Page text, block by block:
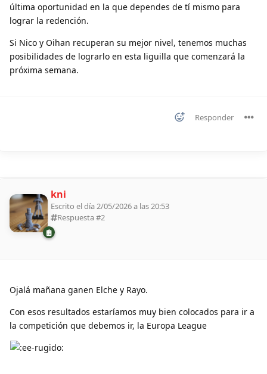
última oportunidad en la que dependes de tí mismo para
lograr la redención.
Si Nico y Oihan recuperan su mejor nivel, tenemos muchas
posibilidades de lograrlo en esta liguilla que comenzará la
próxima semana.
Responder
kni
Escrito el día 2/05/2026 a las 20:53
Respuesta #2
Ojalá mañana ganen Elche y Rayo.
Con esos resultados estaríamos muy bien colocados para ir a
la competición que debemos ir, la Europa League